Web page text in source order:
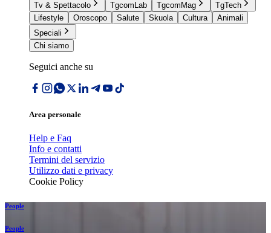
Tv & Spettacolo
TgcomLab TgcomMag
TgTech
Lifestyle
Oroscopo Salute Skuola Cultura
Animali
Speciali
Chi siamo
Seguici anche su
Area personale
Help e Faq
Info e contatti
Termini del servizio
Utilizzo dati e privacy
Cookie Policy
People
People